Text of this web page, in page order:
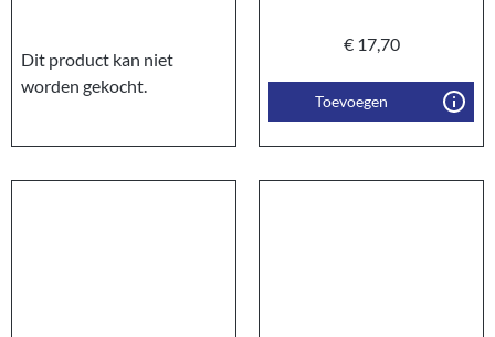
Dit product kan niet
worden gekocht.
€17,70
Toevoegen